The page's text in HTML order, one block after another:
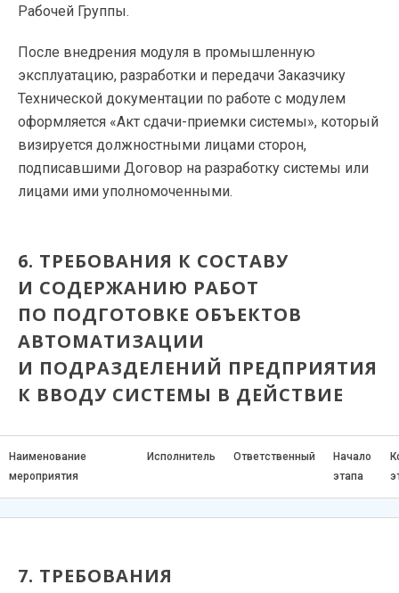
Рабочей Группы.
После внедрения модуля в промышленную
эксплуатацию, разработки и передачи Заказчику
Технической документации по работе с модулем
оформляется «Акт сдачи-приемки системы», который
визируется должностными лицами сторон,
подписавшими Договор на разработку системы или
лицами ими уполномоченными.
6. ТРЕБОВАНИЯ К СОСТАВУ
И СОДЕРЖАНИЮ РАБОТ
ПО ПОДГОТОВКЕ ОБЪЕКТОВ
АВТОМАТИЗАЦИИ
И ПОДРАЗДЕЛЕНИЙ ПРЕДПРИЯТИЯ
К ВВОДУ СИСТЕМЫ В ДЕЙСТВИЕ
Наименование
мероприятия
Исполнитель Ответственный
Начало
этапа
7. ТРЕБОВАНИЯ